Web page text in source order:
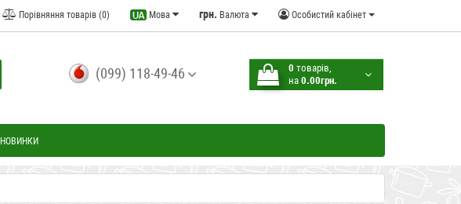
Особистий кабінет
грн. Валюта
Мова
Порівняння товарів (0)
(099) 118-49-46 0 товарів,
на 0.00грн.
НОВИНКИ